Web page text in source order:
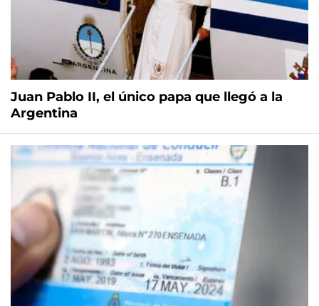
Juan Pablo II, el único papa que llegó a la
Argentina